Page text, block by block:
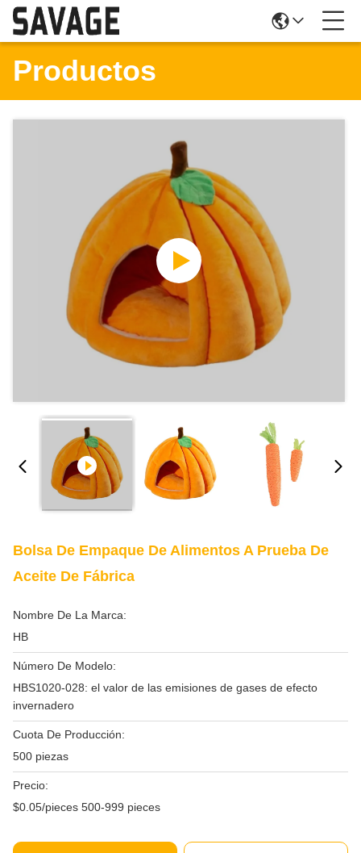
Productos
Bolsa De Empaque De Alimentos A Prueba De
Aceite De Fábrica
Nombre De La Marca:
HB
Número De Modelo:
HBS1020-028: el valor de las emisiones de gases de efecto
invernadero
Cuota De Producción:
500 piezas
Precio:
$0.05/pieces 500-999 pieces